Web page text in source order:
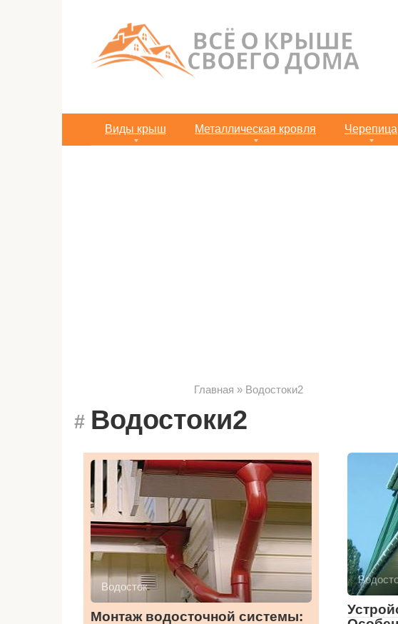
Виды крыш Металлическая кровля Черепица
Главная » Водостоки2
Водостоки2
Водосток
Монтаж водосточной системы: